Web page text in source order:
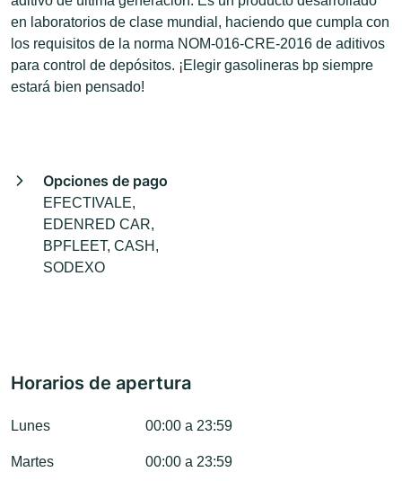
en laboratorios de clase mundial, haciendo que cumpla con
los requisitos de la norma NOM-016-CRE-2016 de aditivos
para control de depósitos. ¡Elegir gasolineras bp siempre
estará bien pensado!
Opciones de pago
EFECTIVALE,
EDENRED CAR,
BPFLEET, CASH,
SODEXO
Horarios de apertura
Lunes 00:00 a 23:59
Martes 00:00 a 23:59